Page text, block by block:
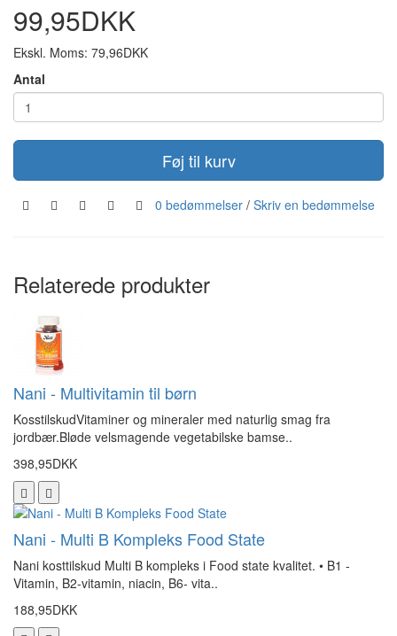
99,95DKK
Ekskl. Moms: 79,96DKK
Antal
Føj til kurv
0 bedømmelser / Skriv en bedømmelse
Relaterede produkter
Nani - Multivitamin til børn
KosstilskudVitaminer og mineraler med naturlig smag fra
jordbær.Bløde velsmagende vegetabilske bamse..
398,95DKK
Nani - Multi B Kompleks Food State
Nani kosttilskud Multi B kompleks i Food state kvalitet. • B1 -
Vitamin, B2-vitamin, niacin, B6- vita..
188,95DKK